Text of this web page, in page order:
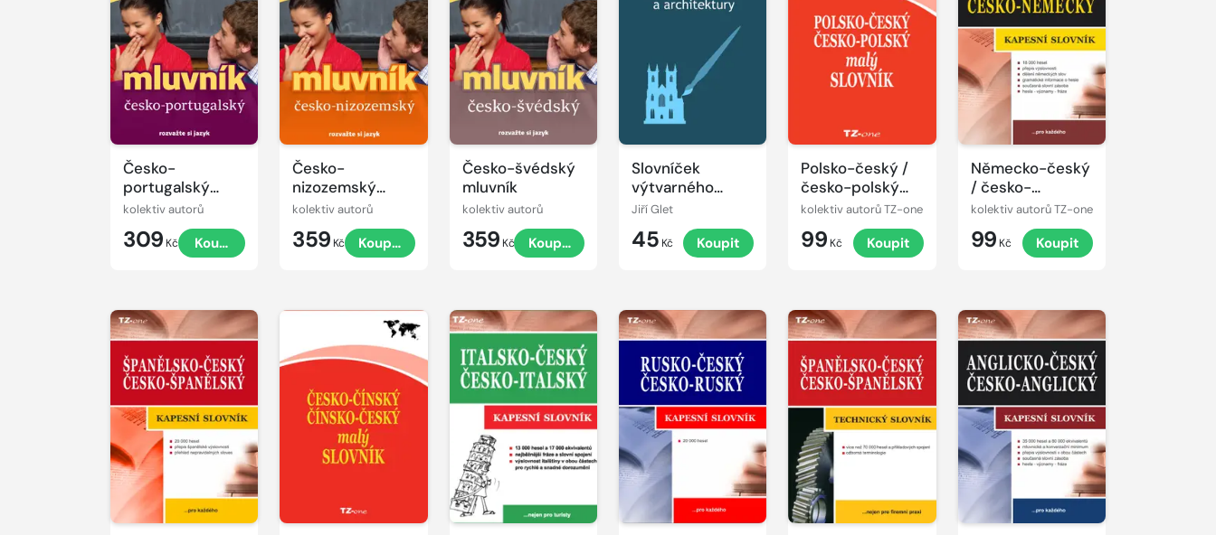
Česko-
portugalský
mluvník
kolektiv autorů
309 Kč Koupit
Česko-
nizozemský
mluvník
kolektiv autorů
359 Kč Koupit
Česko-švédský
mluvník
kolektiv autorů
359 Kč Koupit
Slovníček
výtvarného
umění a
architektury
Jiří Glet
45 Kč Koupit
Polsko-český /
česko-polský
malý slovník
kolektiv autorů TZ-one
99 Kč Koupit
Německo-český
/ česko-
německý
kapesní slovník
kolektiv autorů TZ-one
99 Kč Koupit